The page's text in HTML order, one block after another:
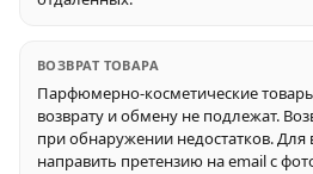
ВОЗВРАТ ТОВАРА
Парфюмерно-косметические
возврату и обмену не подлежат.
при обнаружении недостатков.
направить претензию на email с